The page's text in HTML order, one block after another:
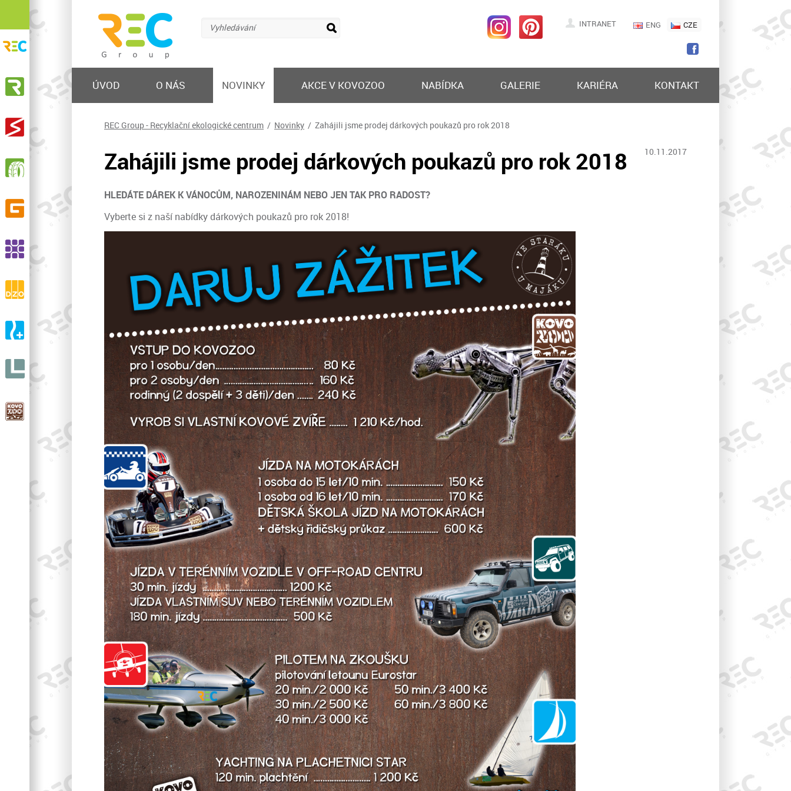
ÚVOD O NÁS NOVINKY AKCE V KOVOZOO NABÍDKA GALERIE KARIÉRA KONTAKT
INTRANET
Vyhledávání ENG CZE
REC Group - Recyklační ekologické centrum / Novinky / Zahájili jsme prodej dárkových poukazů pro rok 2018
Zahájili jsme prodej dárkových poukazů pro rok 2018 10.11.2017
HLEDÁTE DÁREK K VÁNOCŮM, NAROZENINÁM NEBO JEN TAK PRO RADOST?
Vyberte si z naší nabídky dárkových poukazů pro rok 2018!
Recyklační ekologické centrum
KOVOSTEEL Recycling, s.r.o.
Výkup železa a barevných kovů, prodej hutního
materiálu, nakládání s odpadem
Výkup a zpracování elektroodpadu
RPG Recycling, s.r.o.
Sběr, svoz, recyklace opotřebených pneumatik,
GELPO s.r.o.
Výroba a prodej pryžových výrobků
Recyklace pryží, výroba EPDM granulátu a SBR
drásaniny
Výroba a prodej ortopedické zdravotní obuvi
A-ORTO s.r.o.
Výroba a prodej ortopedické protetiky
s.r.o.
V celé Evropě unikátní ZOO